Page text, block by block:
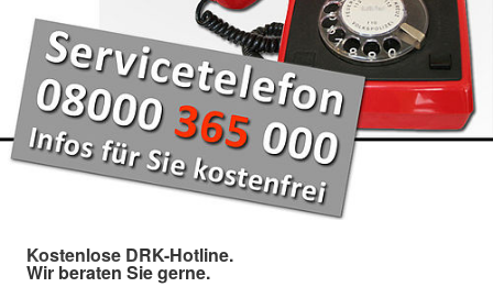
Kostenlose DRK-Hotline.
Wir beraten Sie gerne.